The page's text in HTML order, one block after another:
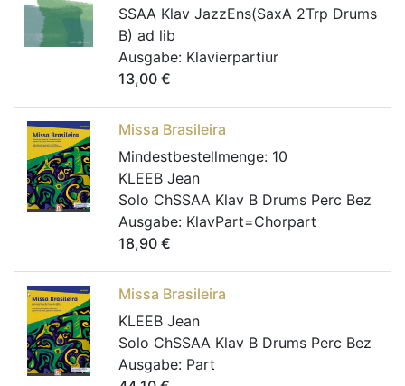
SSAA Klav JazzEns(SaxA 2Trp Drums
B) ad lib
Ausgabe: Klavierpartiur
13,00 €
Missa Brasileira
Mindestbestellmenge: 10
KLEEB Jean
Solo ChSSAA Klav B Drums Perc Bez
Ausgabe: KlavPart=Chorpart
18,90 €
Missa Brasileira
KLEEB Jean
Solo ChSSAA Klav B Drums Perc Bez
Ausgabe: Part